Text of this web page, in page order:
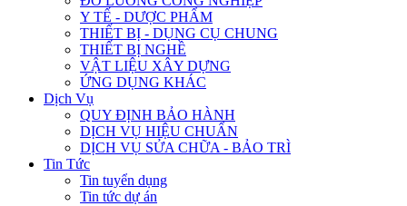
Y TẾ - DƯỢC PHẨM
THIẾT BỊ - DỤNG CỤ CHUNG
THIẾT BỊ NGHỀ
VẬT LIỆU XÂY DỰNG
ỨNG DỤNG KHÁC
Dịch Vụ
QUY ĐỊNH BẢO HÀNH
DỊCH VỤ HIỆU CHUẨN
DỊCH VỤ SỬA CHỮA - BẢO TRÌ
Tin Tức
Tin tuyển dụng
Tin tức dự án